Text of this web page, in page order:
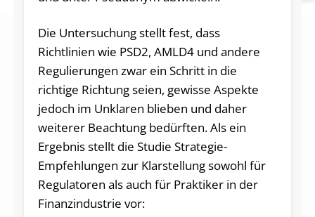
Die Untersuchung stellt fest, dass
Richtlinien wie PSD2, AMLD4 und andere
Regulierungen zwar ein Schritt in die
richtige Richtung seien, gewisse Aspekte
jedoch im Unklaren blieben und daher
weiterer Beachtung bedürften. Als ein
Ergebnis stellt die Studie Strategie-
Empfehlungen zur Klarstellung sowohl für
Regulatoren als auch für Praktiker in der
Finanzindustrie vor: